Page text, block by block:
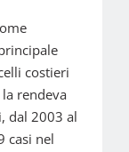
costieri
rendeva
dal 2003 al
casi nel